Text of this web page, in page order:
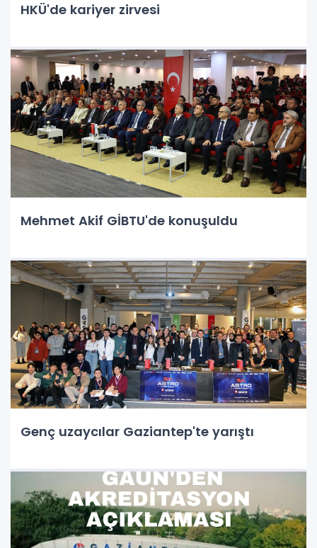
HKÜ'de kariyer zirvesi
Mehmet Akif GİBTU'de konuşuldu
Genç uzaycılar Gaziantep'te yarıştı